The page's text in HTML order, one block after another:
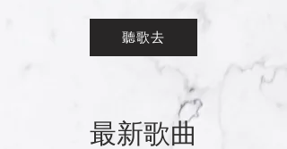
聽歌去
最新歌曲